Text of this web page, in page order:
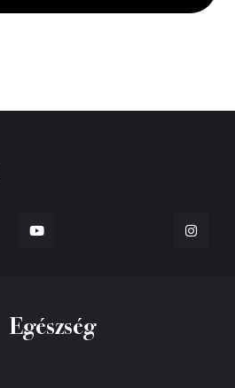
Egészség